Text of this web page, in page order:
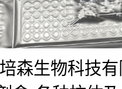
森生物科技有